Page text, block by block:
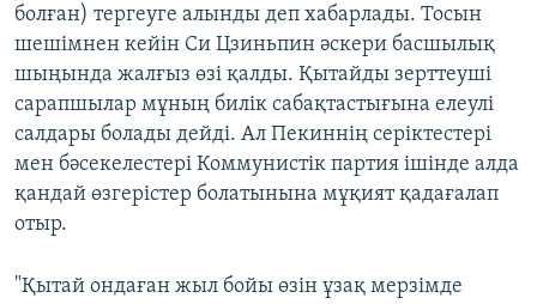
болған) тергеуге алынды деп хабарлады. Тосын
шешімнен кейін Си Цзиньпин әскери басшылық
шыңында жалғыз өзі қалды. Қытайды зерттеуші
сарапшылар мұның билік сабақтастығына елеулі
салдары болады дейді. Ал Пекиннің серіктестері
мен бәсекелестері Коммунистік партия ішінде алда
қандай өзгерістер болатынына мұқият қадағалап
отыр.
"Қытай ондаған жыл бойы өзін ұзақ мерзімде